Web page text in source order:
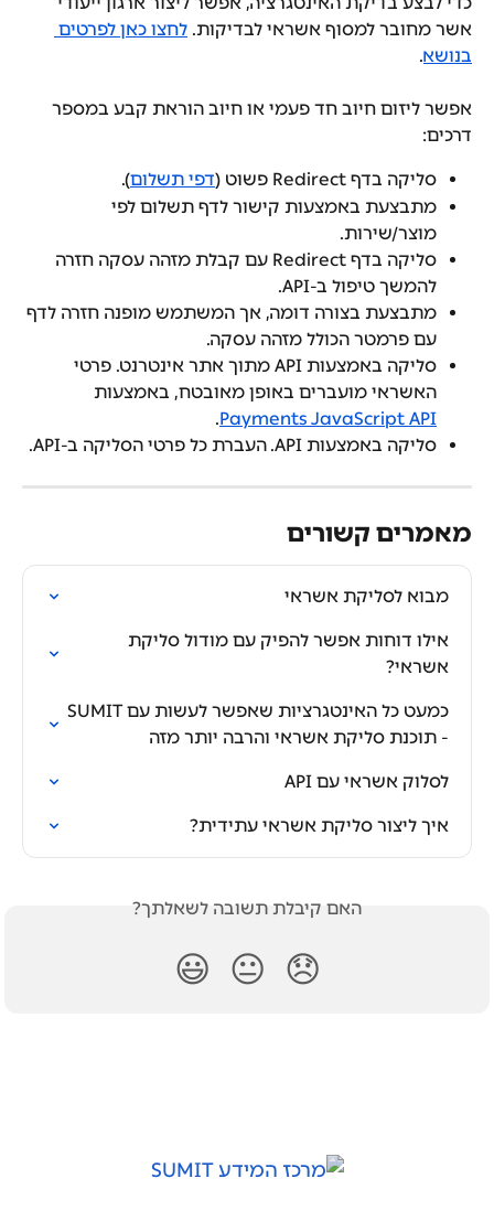
אשר מחובר למסוף אשראי לבדיקות. לחצו כאן לפרטים
בנושא.
אפשר ליזום חיוב חד פעמי או חיוב הוראת קבע במספר
דרכים:
סליקה בדף Redirect פשוט ( דפי תשלום).
מתבצעת באמצעות קישור לדף תשלום לפי
מוצר/שירות.
סליקה בדף Redirect עם קבלת מזהה עסקה חזרה
להמשך טיפול ב-API.
מתבצעת בצורה דומה, אך המשתמש מופנה חזרה לדף
עם פרמטר הכולל מזהה עסקה.
סליקה באמצעות API מתוך אתר אינטרנט. פרטי
האשראי מועברים באופן מאובטח, באמצעות
Payments JavaScript API
.
סליקה באמצעות API. העברת כל פרטי הסליקה ב-API.
מאמרים קשורים
מבוא לסליקת אשראי
אילו דוחות אפשר להפיק עם מודול סליקת
אשראי?
- תוכנת סליקת אשראי והרבה יותר מזה
לסלוק אשראי עם API
איך ליצור סליקת אשראי עתידית?
האם קיבלת תשובה לשאלתך?
😞
😐
😃